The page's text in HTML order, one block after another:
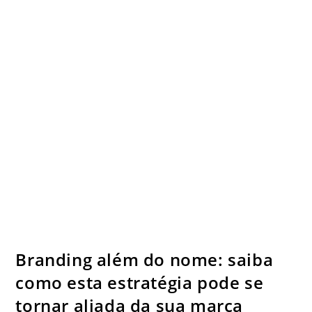
Branding além do nome: saiba
como esta estratégia pode se
tornar aliada da sua marca